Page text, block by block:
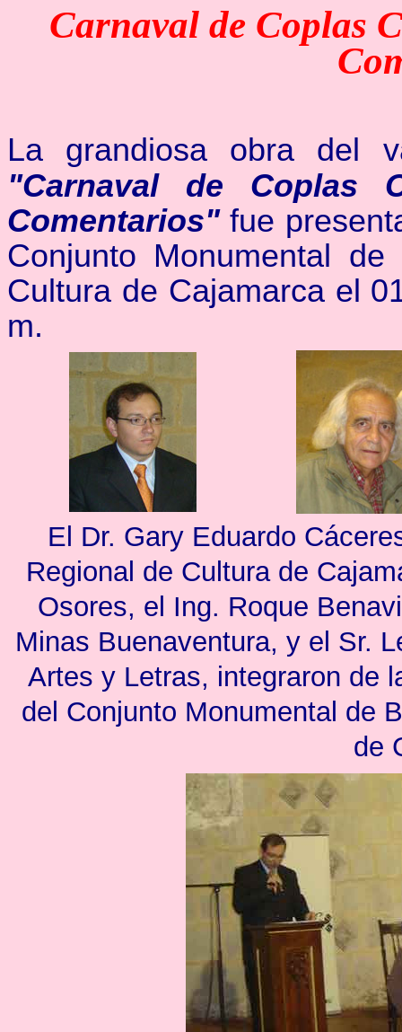
Carnaval de Coplas
La grandiosa obra del
"Carnaval de Coplas
Comentarios"fue
Conjunto Monumental
Cultura de Cajamarca el
m.
El Dr. Gary Eduardo
Regional de Cultura de
Osores, el Ing. Roque
Minas Buenaventura, y el Sr.
Artes y Letras, integraron de l
del Conjunto Monumental de
de